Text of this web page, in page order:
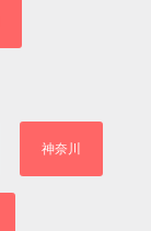
神奈川